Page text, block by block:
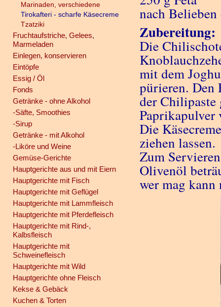
Marinaden, verschiedene
Tirokafteri - scharfe Käsecreme
Tzatziki
Fruchtaufstriche, Gelees,
Marmeladen
Einlegen, konservieren
Eintöpfe
Essig / Öl
Fonds
Getränke - ohne Alkohol
-Säfte, Smoothies
-Sirup
Getränke - mit Alkohol
-Liköre und Weine
Gemüse-Gerichte
Hauptgerichte aus und mit Eiern
Hauptgerichte mit Fisch
Hauptgerichte mit Geflügel
Hauptgerichte mit Lammfleisch
Hauptgerichte mit Pferdefleisch
Hauptgerichte mit Rind-,
Kalbsfleisch
Hauptgerichte mit
Schweinefleisch
Hauptgerichte mit Wild
Hauptgerichte ohne Fleisch
Kekse & Gebäck
Kuchen & Torten
nach
Zubereitung:
Die
mit dem
pürieren. Den
der Chilipaste
Paprikapulver
Die
ziehen lassen.
Zum
Olivenöl
wer mag